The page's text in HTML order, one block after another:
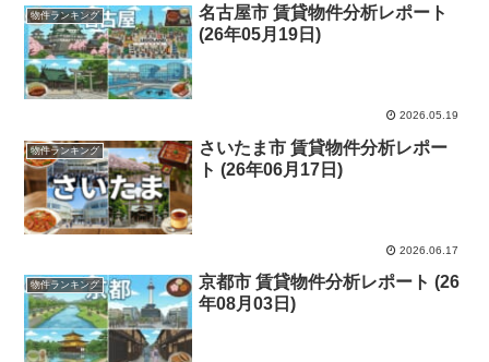
物件ランキング
名古屋市 賃貸物件分析レポート
(26年05月19日)
2026.05.19
物件ランキング
さいたま市 賃貸物件分析レポー
ト (26年06月17日)
2026.06.17
物件ランキング
京都市 賃貸物件分析レポート (26
年08月03日)